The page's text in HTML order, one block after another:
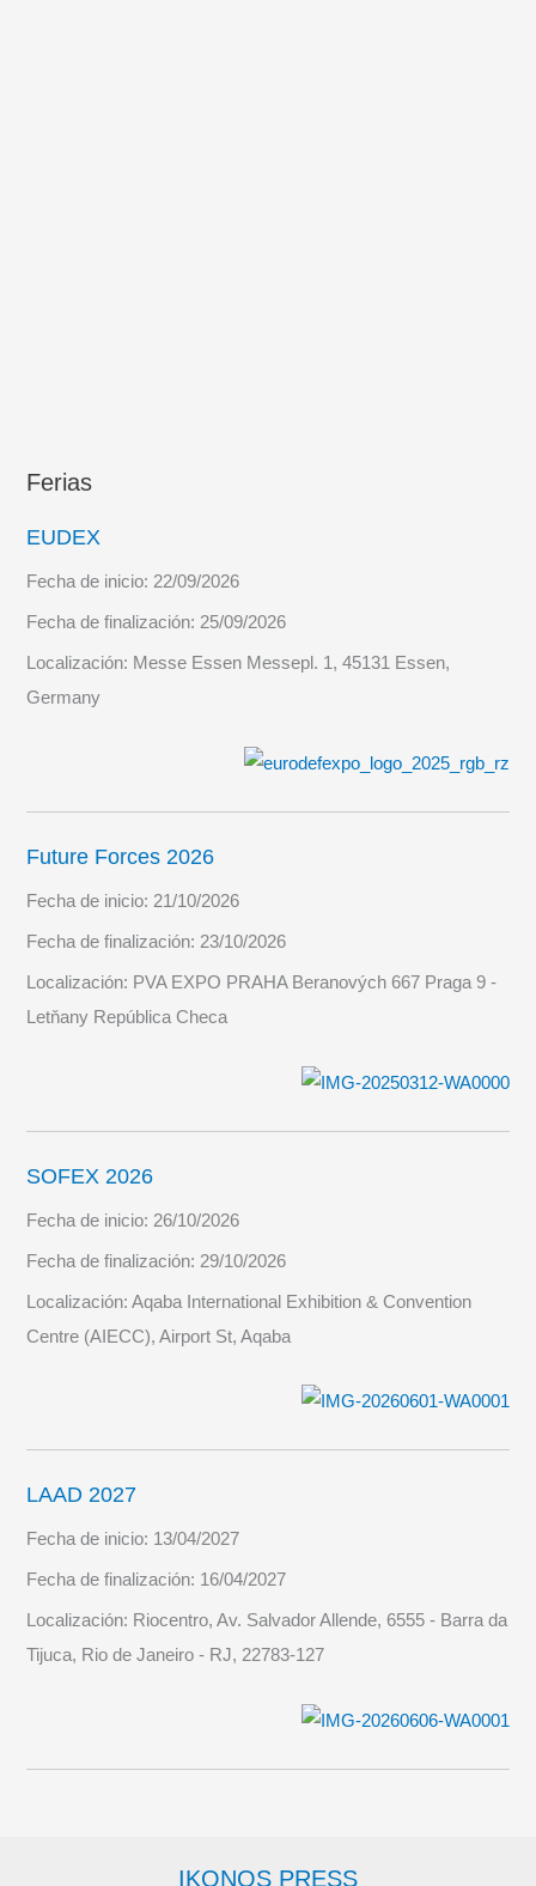
Ferias
EUDEX
Fecha de inicio:22/09/2026
Fecha de finalización:25/09/2026
Localización: Messe Essen Messepl. 1, 45131 Essen,
Germany
Future Forces 2026
Fecha de inicio: 21/10/2026
Fecha de finalización: 23/10/2026
Localización: PVA EXPO PRAHA Beranových 667 Praga 9 -
Letňany República Checa
SOFEX 2026
Fecha de inicio: 26/10/2026
Fecha de finalización: 29/10/2026
Localización:Aqaba International Exhibition & Convention
Centre (AIECC), Airport St, Aqaba
LAAD 2027
Fecha de inicio: 13/04/2027
Fecha de finalización: 16/04/2027
Localización: Riocentro, Av. Salvador Allende, 6555 - Barra da
Tijuca, Rio de Janeiro - RJ, 22783-127
IKONOS PRESS